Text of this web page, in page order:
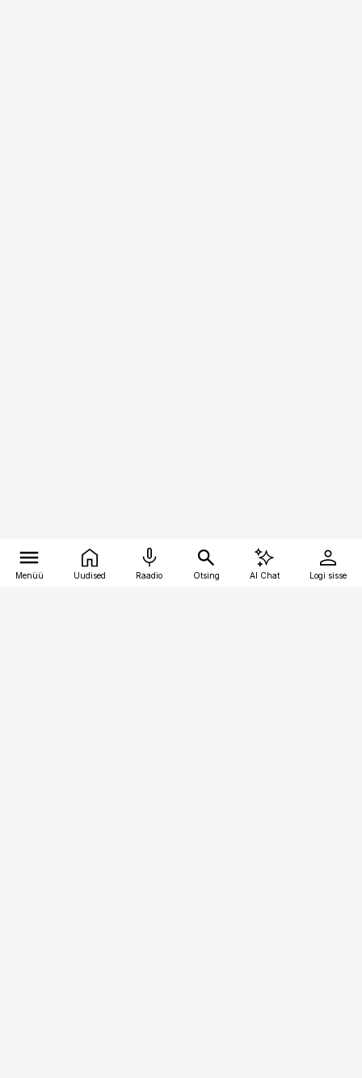
Menüü Uudised Raadio Otsing AI Chat Logi sisse